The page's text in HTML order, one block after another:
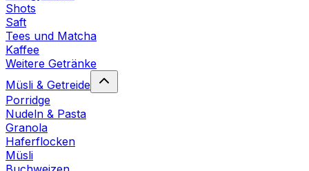
Shots
Saft
Tees und Matcha
Kaffee
Weitere Getränke
Müsli & Getreide
Porridge
Nudeln & Pasta
Granola
Haferflocken
Müsli